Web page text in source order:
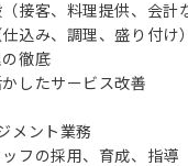
接客、料理提供、会計
込み、調理、盛り付け）
の徹底
したサービス改善
メント業務
ッフの採用、育成、指導